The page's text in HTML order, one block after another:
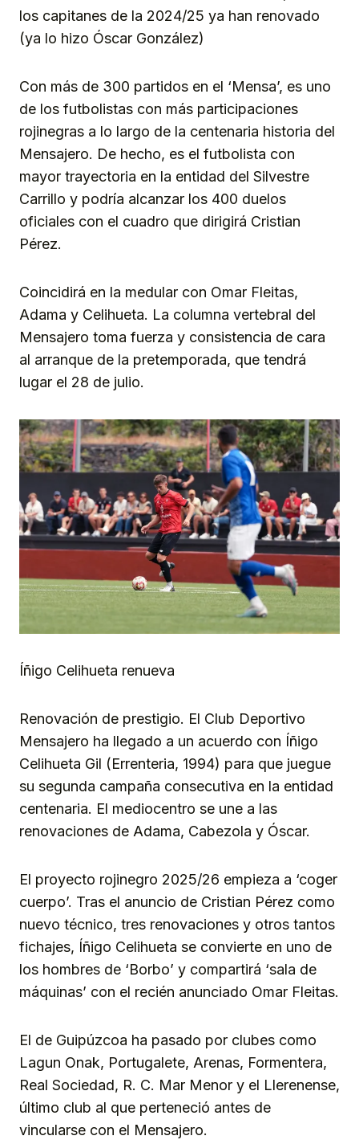
los capitanes de la 2024/25 ya han renovado
(ya lo hizo Óscar González)
Con más de 300 partidos en el ‘Mensa’, es uno
de los futbolistas con más participaciones
rojinegras a lo largo de la centenaria historia del
Mensajero. De hecho, es el futbolista con
mayor trayectoria en la entidad del Silvestre
Carrillo y podría alcanzar los 400 duelos
oficiales con el cuadro que dirigirá Cristian
Pérez.
Coincidirá en la medular con Omar Fleitas,
Adama y Celihueta. La columna vertebral del
Mensajero toma fuerza y consistencia de cara
al arranque de la pretemporada, que tendrá
lugar el 28 de julio.
Íñigo Celihueta renueva
Renovación de prestigio. El Club Deportivo
Mensajero ha llegado a un acuerdo con Íñigo
Celihueta Gil (Errenteria, 1994) para que juegue
su segunda campaña consecutiva en la entidad
centenaria. El mediocentro se une a las
renovaciones de Adama, Cabezola y Óscar.
El proyecto rojinegro 2025/26 empieza a ‘coger
cuerpo’. Tras el anuncio de Cristian Pérez como
nuevo técnico, tres renovaciones y otros tantos
fichajes, Íñigo Celihueta se convierte en uno de
los hombres de ‘Borbo’ y compartirá ‘sala de
máquinas’ con el recién anunciado Omar Fleitas.
El de Guipúzcoa ha pasado por clubes como
Lagun Onak, Portugalete, Arenas, Formentera,
Real Sociedad, R. C. Mar Menor y el Llerenense,
último club al que perteneció antes de
vincularse con el Mensajero.